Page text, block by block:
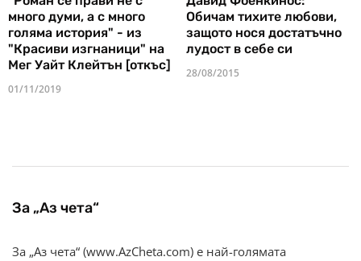
много думи, а с много
голяма история" - из
"Красиви изгнаници" на
Мег Уайт Клейтън [откъс]
01/11/2019
Обичам тихите любови,
защото нося достатъчно
лудост в себе си
28/08/2015
За „Аз чета“
За „Аз чета“ (www.AzCheta.com) е най-голямата